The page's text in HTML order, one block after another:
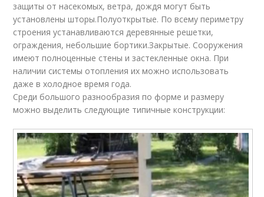
защиты от насекомых, ветра, дождя могут быть
установлены шторы.Полуоткрытые. По всему периметру
строения устанавливаются деревянные решетки,
ограждения, небольшие бортики.Закрытые. Сооружения
имеют полноценные стены и застекленные окна. При
наличии системы отопления их можно использовать
даже в холодное время года.
Среди большого разнообразия по форме и размеру
можно выделить следующие типичные конструкции: